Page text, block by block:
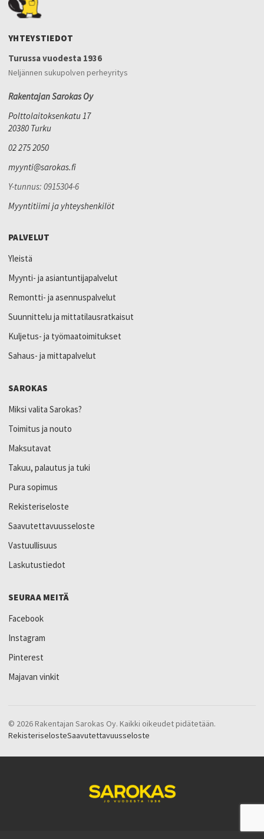
YHTEYSTIEDOT
Turussa vuodesta 1936
Neljännen sukupolven perheyritys
Rakentajan Sarokas Oy
Polttolaitoksenkatu 17
20380 Turku
02 275 2050
myynti@sarokas.fi
Y-tunnus: 0915304-6
Myyntitiimi ja yhteyshenkilöt
PALVELUT
Yleistä
Myynti- ja asiantuntijapalvelut
Remontti- ja asennuspalvelut
Suunnittelu ja mittatilausratkaisut
Kuljetus- ja työmaatoimitukset
Sahaus- ja mittapalvelut
SAROKAS
Miksi valita Sarokas?
Toimitus ja nouto
Maksutavat
Takuu, palautus ja tuki
Pura sopimus
Rekisteriseloste
Saavutettavuusseloste
Vastuullisuus
Laskutustiedot
SEURAA MEITÄ
Facebook
Instagram
Pinterest
Majavan vinkit
© 2026 Rakentajan Sarokas Oy. Kaikki oikeudet pidätetään.
RekisteriselosteSaavutettavuusseloste